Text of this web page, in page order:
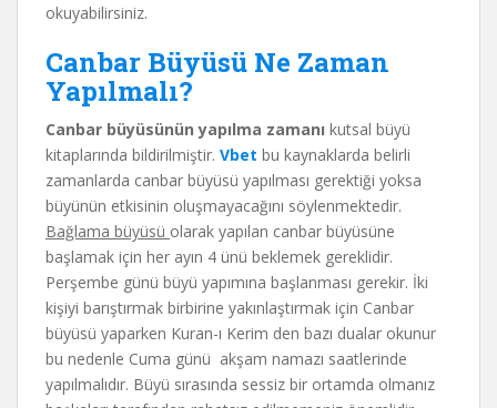
okuyabilirsiniz.
Canbar Büyüsü Ne Zaman
Yapılmalı?
Canbar büyüsünün yapılma zamanı kutsal büyü
kitaplarında bildirilmiştir. Vbet bu kaynaklarda belirli
zamanlarda canbar büyüsü yapılması gerektiği yoksa
büyünün etkisinin oluşmayacağını söylenmektedir.
Bağlama büyüsü olarak yapılan canbar büyüsüne
başlamak için her ayın 4 ünü beklemek gereklidir.
Perşembe günü büyü yapımına başlanması gerekir. İki
kişiyi barıştırmak birbirine yakınlaştırmak için Canbar
büyüsü yaparken Kuran-ı Kerim den bazı dualar okunur
bu nedenle Cuma günü akşam namazı saatlerinde
yapılmalıdır. Büyü sırasında sessiz bir ortamda olmanız